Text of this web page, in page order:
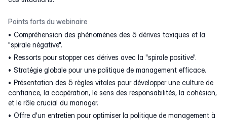
Points forts du webinaire
Compréhension des phénomènes des 5 dérives toxiques et la
"spirale négative".
Ressorts pour stopper ces dérives avec la "spirale positive".
Stratégie globale pour une politique de management efficace.
Présentation des 5 règles vitales pour développer une culture de
confiance, la coopération, le sens des responsabilités, la cohésion,
et le rôle crucial du manager.
Offre d'un entretien pour optimiser la politique de management à